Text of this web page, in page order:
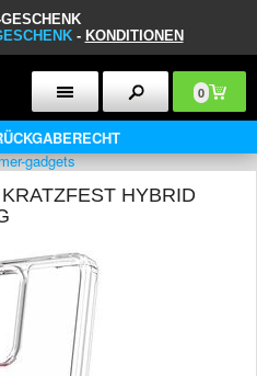
- KONDITIONEN
0
HYBRID